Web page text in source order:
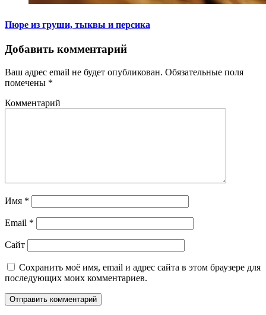
Пюре из груши, тыквы и персика
Добавить комментарий
Ваш адрес email не будет опубликован. Обязательные поля
помечены *
Комментарий
Имя *
Email *
Сайт
Сохранить моё имя, email и адрес сайта в этом браузере для
последующих моих комментариев.